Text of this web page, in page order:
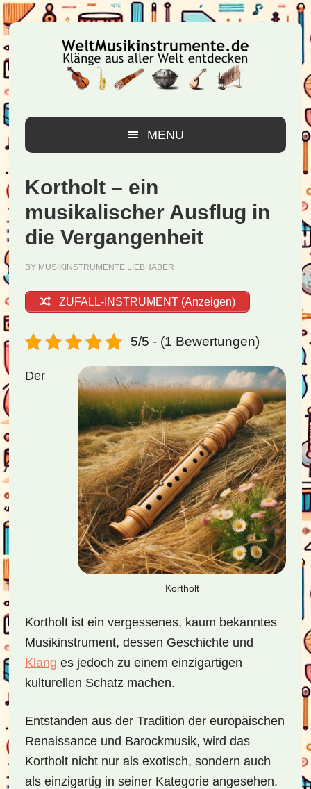
Zur
Hauptnavigation
springen
Zum
Inhalt
springen
Zur
Seitenspalte
springen
MENU
Kortholt – ein
musikalischer Ausflug in
die Vergangenheit
BY MUSIKINSTRUMENTE LIEBHABER
ZUFALL-INSTRUMENT (Anzeigen)
5/5 - (1 Bewertungen)
Kortholt
Der
Kortholt ist ein vergessenes, kaum bekanntes
Musikinstrument, dessen Geschichte und
Klang es jedoch zu einem einzigartigen
kulturellen Schatz machen.
Entstanden aus der Tradition der europäischen
Renaissance und Barockmusik, wird das
Kortholt nicht nur als exotisch, sondern auch
als einzigartig in seiner Kategorie angesehen.